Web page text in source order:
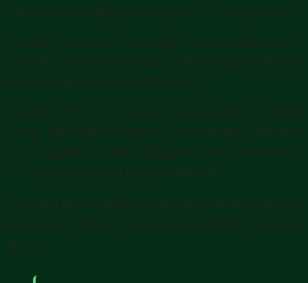
chiếu, và 268 mã giảm giá (trong đó có 11 mã giảm sàn).
– Ký hiệu cuối cùng chỉ trạng thái của phiên giao dịch. Có
thể là KLLT (khớp lệnh liên tục), KLĐK (khớp lệnh định kỳ),
hoặc ở trạng thái Tạm thời đóng cửa.
Nếu biết cách xem bảng giá chứng khoán về những
thông tin chỉ số thị trường, bạn có thể dễ dàng nhận định
thị trường hiện tại đang tăng giảm. Cách xem các chỉ số
thị trường còn lại cũng tương tự như vậy.
Tuy nhiên khi đọc hiểu bảng giá chứng khoán, bạn cũng
cần lưu ý về những chỉ số này, bởi có 4 trường hợp có thể
xảy ra: